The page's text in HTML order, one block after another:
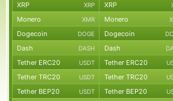
XRP XRP XRP
Monero XMR Monero
Dogecoin DOGE Dogecoin
Dash DASH Dash
Tether ERC20 USDT Tether ERC20
Tether TRC20 USDT Tether TRC20
Tether BEP20 USDT Tether BEP20